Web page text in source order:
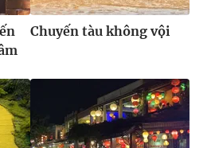
hình thức nếu không có sự chấp
nguồn VTV.vn khi phát hành lại
Chuyến tàu không vội